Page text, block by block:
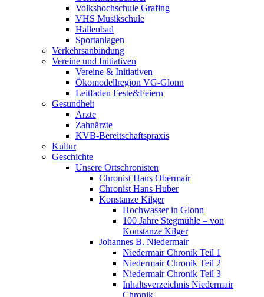
Volkshochschule Grafing
VHS Musikschule
Hallenbad
Sportanlagen
Verkehrsanbindung
Vereine und Initiativen
Vereine & Initiativen
Ökomodellregion VG-Glonn
Leitfaden Feste&Feiern
Gesundheit
Ärzte
Zahnärzte
KVB-Bereitschaftspraxis
Kultur
Geschichte
Unsere Ortschronisten
Chronist Hans Obermair
Chronist Hans Huber
Konstanze Kilger
Hochwasser in Glonn
100 Jahre Stegmühle – von
Konstanze Kilger
Johannes B. Niedermair
Niedermair Chronik Teil 1
Niedermair Chronik Teil 2
Niedermair Chronik Teil 3
Inhaltsverzeichnis Niedermair
Chronik